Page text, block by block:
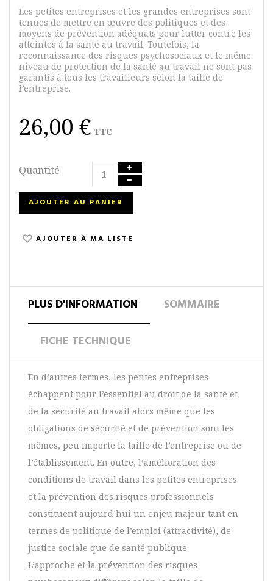
Les petites entreprises et les grandes entreprises sont
tenues de mettre en œuvre des politiques et des
moyens de prévention adéquats pour lutter contre les
atteintes à la santé au travail. Toutefois, la
reconnaissance des risques psychosociaux et le même
niveau de protection de la santé au travail ne sont pas
garantis à tous les travailleurs selon la taille de
l’entreprise.
26,00 € TTC
Quantité
AJOUTER AU PANIER
AJOUTER À MA LISTE
PLUS D'INFORMATION SOMMAIRE
FICHE TECHNIQUE
En d’autres termes, les petites entreprises
échappent pour l’essentiel au droit de la santé et
de la sécurité au travail alors même que les
obligations de sécurité et de prévention sont les
mêmes, peu importe la taille de l’entreprise ou de
l’établissement. En outre, l’amélioration des
conditions de travail dans les petites entreprises
et la prévention des risques professionnels
constituent aujourd’hui un enjeu majeur tant en
termes de politique de l’emploi (attractivité), de
justice sociale que de santé publique.
L’approche et la prévention des risques